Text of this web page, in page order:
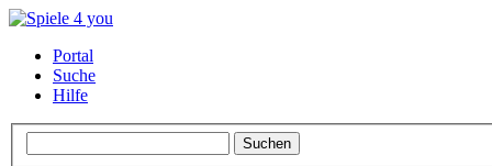
Portal
Suche
Hilfe